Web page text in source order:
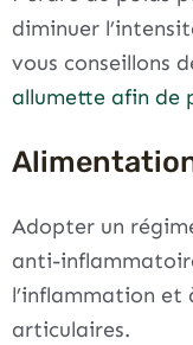
diminuer
vous conseillons
allumette afin de
Adopter un
anti-
l’inflammation et
articulaires.